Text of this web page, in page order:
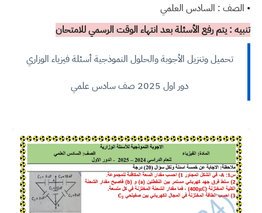
• الصف : السادس العلمي
تنبيه : يتم رفع الأسئلة بعد انتهاء الوقت الرسمي للامتحان
تحميل وتنزيل الأجوبة والحلول النموذجية أسئلة فيزياء الوزاري
دور اول 2025 صف سادس علمي